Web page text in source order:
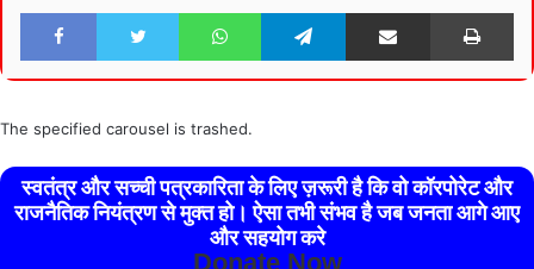
Facebook Twitter WhatsApp Telegram Share via Email
The specified carousel is trashed.
स्वतंत्र और सच्ची पत्रकारिता के लिए ज़रूरी है कि वो कॉरपोरेट और
राजनैतिक नियंत्रण से मुक्त हो। ऐसा तभी संभव है जब जनता आगे आए
और सहयोग करे
Donate Now